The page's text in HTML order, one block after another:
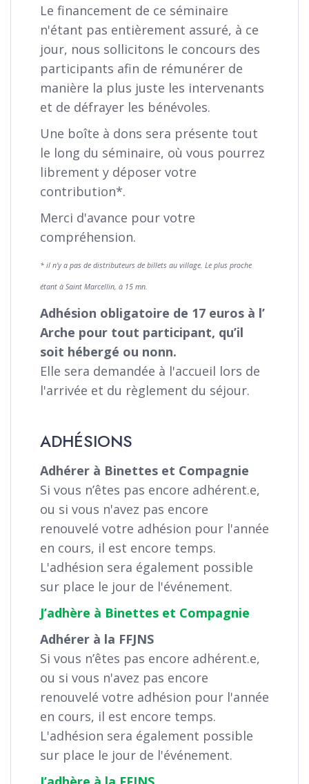
Le financement de ce séminaire
n'étant pas entièrement assuré, à ce
jour, nous sollicitons le concours des
participants afin de rémunérer de
manière la plus juste les intervenants
et de défrayer les bénévoles.
Une boîte à dons sera présente tout
le long du séminaire, où vous pourrez
librement y déposer votre
contribution*.
Merci d'avance pour votre
compréhension.
* il n'y a pas de distributeurs de billets au village. Le plus proche
étant à Saint Marcellin, à 15 mn.
Adhésion obligatoire de 17 euros à l’
Arche pour tout participant, qu’il
soit hébergé ou nonn.
Elle sera demandée à l'accueil lors de
l'arrivée et du règlement du séjour.
ADHÉSIONS
Adhérer à Binettes et Compagnie
Si vous n’êtes pas encore adhérent.e,
ou si vous n'avez pas encore
renouvelé votre adhésion pour l'année
en cours, il est encore temps.
L'adhésion sera également possible
sur place le jour de l'événement.
J’adhère à Binettes et Compagnie
Adhérer à la FFJNS
Si vous n’êtes pas encore adhérent.e,
ou si vous n'avez pas encore
renouvelé votre adhésion pour l'année
en cours, il est encore temps.
L'adhésion sera également possible
sur place le jour de l'événement.